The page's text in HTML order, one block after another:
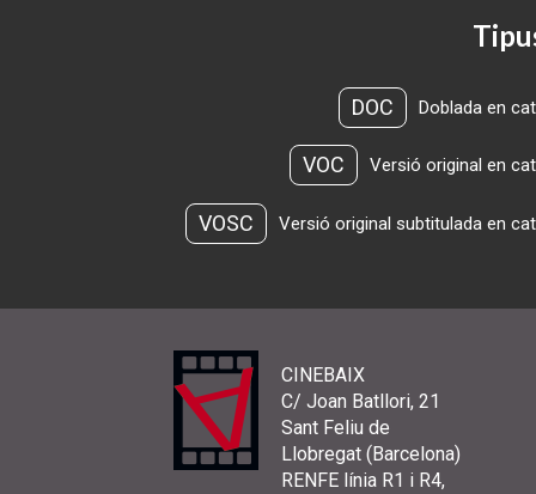
DOC Doblada en
VOC Versió original en
VOSC Versió original subtitulada en
CINEBAIX
C/ Joan Batllori, 21
Sant Feliu de
Llobregat (Barcelona)
RENFE línia R1 i R4,